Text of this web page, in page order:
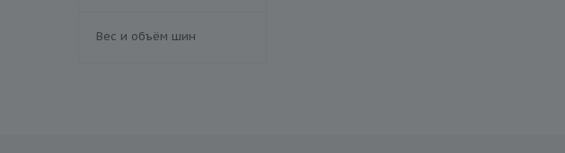
Вес и объём шин